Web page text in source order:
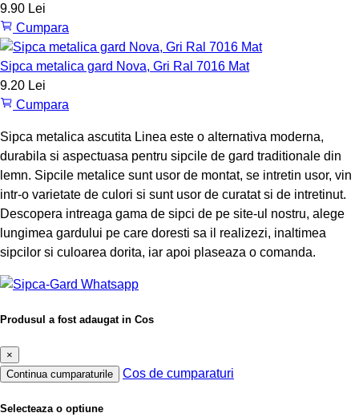
9.90 Lei
Cumpara
Sipca metalica gard Nova, Gri Ral 7016 Mat
9.20 Lei
Cumpara
Sipca metalica ascutita Linea este o alternativa moderna,
durabila si aspectuasa pentru sipcile de gard traditionale din
lemn. Sipcile metalice sunt usor de montat, se intretin usor, vin
intr-o varietate de culori si sunt usor de curatat si de intretinut.
Descopera intreaga gama de sipci de pe site-ul nostru, alege
lungimea gardului pe care doresti sa il realizezi, inaltimea
sipcilor si culoarea dorita, iar apoi plaseaza o comanda.
Produsul a fost adaugat in Cos
×
Continua cumparaturile
Cos de cumparaturi
Selecteaza o optiune